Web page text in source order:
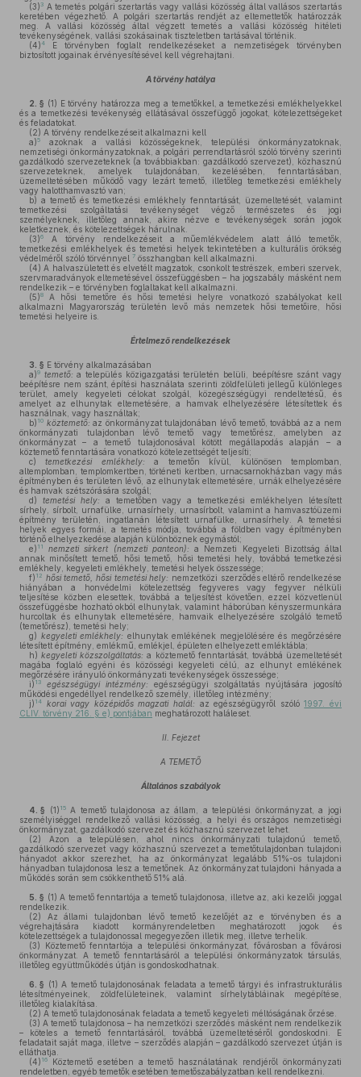
(3) 3 A temetés polgári szertartás vagy vallási közösség által vallásos szertartás
keretében végezhető. A polgári szertartás rendjét az eltemettetők határozzák
meg. A vallási közösség által végzett temetés a vallási közösség hitéleti
tevékenységének, vallási szokásainak tiszteletben tartásával történik.
(4)4
E törvényben foglalt rendelkezéseket a nemzetiségek törvényben
biztosított jogainak érvényesítésével kell végrehajtani.
A törvény hatálya
2. § (1) E törvény határozza meg a temetőkkel, a temetkezési emlékhelyekkel
és a temetkezési tevékenység ellátásával összefüggő jogokat, kötelezettségeket
és feladatokat.
(2) A törvény rendelkezéseit alkalmazni kell
a)5
azoknak a vallási közösségeknek, települési önkormányzatoknak,
nemzetiségi önkormányzatoknak, a polgári perrendtartásról szóló törvény szerinti
gazdálkodó szervezeteknek (a továbbiakban: gazdálkodó szervezet), közhasznú
szervezeteknek, amelyek tulajdonában, kezelésében, fenntartásában,
üzemeltetésében működő vagy lezárt temető, illetőleg temetkezési emlékhely
vagy halotthamvasztó van;
b) a temető és temetkezési emlékhely fenntartását, üzemeltetését, valamint
temetkezési szolgáltatási tevékenységet végző természetes és jogi
személyeknek, illetőleg annak, akire nézve e tevékenységek során jogok
keletkeznek, és kötelezettségek hárulnak.
(3)6
A törvény rendelkezéseit a műemlékvédelem alatt álló temetők,
temetkezési emlékhelyek és temetési helyek tekintetében a kulturális örökség
védelméről szóló törvénnyel 7 összhangban kell alkalmazni.
(4) A halvaszületett és elvetélt magzatok, csonkolt testrészek, emberi szervek,
szervmaradványok eltemetésével összefüggésben – ha jogszabály másként nem
rendelkezik – e törvényben foglaltakat kell alkalmazni.
(5)8
A hősi temetőre és hősi temetési helyre vonatkozó szabályokat kell
alkalmazni Magyarország területén levő más nemzetek hősi temetőire, hősi
temetési helyeire is.
Értelmező rendelkezések
3. § E törvény alkalmazásában
a)9 temető: a település közigazgatási területén belüli, beépítésre szánt vagy
beépítésre nem szánt, építési használata szerinti zöldfelületi jellegű különleges
terület, amely kegyeleti célokat szolgál, közegészségügyi rendeltetésű, és
amelyet az elhunytak eltemetésére, a hamvak elhelyezésére létesítettek és
használnak, vagy használtak;
b) 10 köztemető: az önkormányzat tulajdonában lévő temető, továbbá az a nem
önkormányzati tulajdonban lévő temető vagy temetőrész, amelyben az
önkormányzat – a temető tulajdonosával kötött megállapodás alapján – a
köztemető fenntartására vonatkozó kötelezettségét teljesíti;
c)
temetkezési emlékhely: a temetőn kívül, különösen templomban,
altemplomban, templomkertben, történeti kertben, urnacsarnokházban vagy más
építményben és területen lévő, az elhunytak eltemetésére, urnák elhelyezésére
és hamvak szétszórására szolgál;
d)
temetési hely: a temetőben vagy a temetkezési emlékhelyen létesített
sírhely, sírbolt, urnafülke, urnasírhely, urnasírbolt, valamint a hamvasztóüzemi
építmény területén, ingatlanán létesített urnafülke, urnasírhely. A temetési
helyek egyes formái, a temetés módja, továbbá a földben vagy építményben
történő elhelyezkedése alapján különböznek egymástól;
e) 11 nemzeti sírkert (nemzeti panteon): a Nemzeti Kegyeleti Bizottság által
annak minősített temető, hősi temető, hősi temetési hely, továbbá temetkezési
emlékhely, kegyeleti emlékhely, temetési helyek összessége;
f) 12 hősi temető, hősi temetési hely: nemzetközi szerződés eltérő rendelkezése
hiányában a honvédelmi kötelezettség fegyveres vagy fegyver nélküli
teljesítése közben elesettek, továbbá a teljesítést követően, ezzel közvetlenül
összefüggésbe hozható okból elhunytak, valamint háborúban kényszermunkára
hurcoltak és elhunytak eltemetésére, hamvaik elhelyezésére szolgáló temető
(temetőrész), temetési hely;
g) kegyeleti emlékhely: elhunytak emlékének megjelölésére és megőrzésére
létesített építmény, emlékmű, emlékjel, épületen elhelyezett emléktábla;
h) kegyeleti közszolgáltatás: a köztemető fenntartását, továbbá üzemeltetését
magába foglaló egyéni és közösségi kegyeleti célú, az elhunyt emlékének
megőrzésére irányuló önkormányzati tevékenységek összessége;
i) 13 egészségügyi intézmény: egészségügyi szolgáltatás nyújtására jogosító
működési engedéllyel rendelkező személy, illetőleg intézmény;
j) 14 korai vagy középidős magzati halál: az egészségügyről szóló1997. évi
CLIV. törvény 216. § e) pontjában meghatározott haláleset.
II. Fejezet
A TEMETŐ
Általános szabályok
4. § (1) 15A temető tulajdonosa az állam, a települési önkormányzat, a jogi
személyiséggel rendelkező vallási közösség, a helyi és országos nemzetiségi
önkormányzat, gazdálkodó szervezet és közhasznú szervezet lehet.
(2) Azon a településen, ahol nincs önkormányzati tulajdonú temető,
gazdálkodó szervezet vagy közhasznú szervezet a temetőtulajdonban tulajdoni
hányadot akkor szerezhet, ha az önkormányzat legalább 51%-os tulajdoni
hányadban tulajdonosa lesz a temetőnek. Az önkormányzat tulajdoni hányada a
működés során sem csökkenthető 51% alá.
5. § (1) A temető fenntartója a temető tulajdonosa, illetve az, aki kezelői joggal
rendelkezik.
(2) Az állami tulajdonban lévő temető kezelőjét az e törvényben és a
végrehajtására kiadott kormányrendeletben meghatározott jogok és
kötelezettségek a tulajdonossal megegyezően illetik meg, illetve terhelik.
(3) Köztemető fenntartója a települési önkormányzat, fővárosban a fővárosi
önkormányzat. A temető fenntartásáról a települési önkormányzatok társulás,
illetőleg együttműködés útján is gondoskodhatnak.
6. § (1) A temető tulajdonosának feladata a temető tárgyi és infrastrukturális
létesítményeinek, zöldfelületeinek, valamint sírhelytábláinak megépítése,
illetőleg kialakítása.
(2) A temető tulajdonosának feladata a temető kegyeleti méltóságának őrzése.
(3) A temető tulajdonosa – ha nemzetközi szerződés másként nem rendelkezik
– köteles a temető fenntartásáról, továbbá üzemeltetéséről gondoskodni. E
feladatait saját maga, illetve – szerződés alapján – gazdálkodó szervezet útján is
elláthatja.
(4) 16
Köztemető esetében a temető használatának rendjéről önkormányzati
rendeletben, egyéb temetők esetében temetőszabályzatban kell rendelkezni.